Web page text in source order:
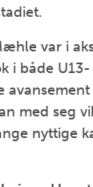
var i
i både
med seg
nyttige